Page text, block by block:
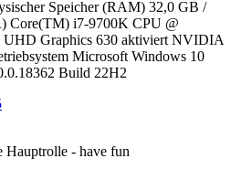
Speicher (RAM) 32,0 GB /
Core(TM) i7-9700K CPU @
Graphics 630 aktiviert NVIDIA
Microsoft Windows 10
Build 22H2
Hauptrolle - have fun